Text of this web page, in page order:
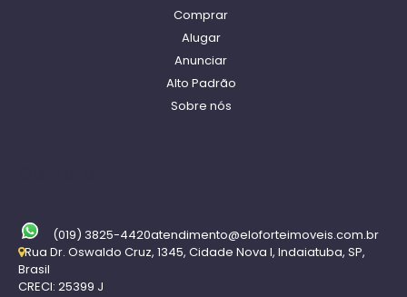
Comprar
Alugar
Anunciar
Alto Padrão
Sobre nós
(019) 3825-4420atendimento@eloforteimoveis.com.br
Rua Dr. Oswaldo Cruz, 1345, Cidade Nova I, Indaiatuba, SP,
Brasil
CRECI: 25399 J